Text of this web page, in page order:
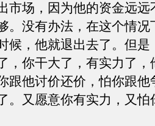
市场，因为他的资金远远
。没有办法，在这个情况
候，他就退出去了。但是
，你干大了，有实力了，
跟他讨价还价，怕你跟他
。又愿意你有实力，又怕